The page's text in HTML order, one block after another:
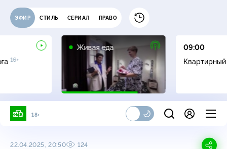
ЭФИР СТИЛЬ СЕРИАЛ ПРАВО
16+
Живая еда
09:00
18+
22.04.2025, 20:50 124